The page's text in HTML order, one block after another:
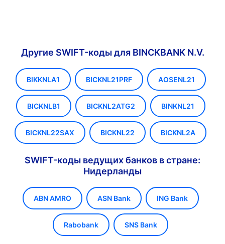
Другие SWIFT-коды для BINCKBANK N.V.
BIKKNLA1 BICKNL21PRF AOSENL21
BICKNLB1 BICKNL2ATG2 BINKNL21
BICKNL22SAX BICKNL22 BICKNL2A
SWIFT-коды ведущих банков в стране:
Нидерланды
ABN AMRO ASN Bank ING Bank
Rabobank SNS Bank